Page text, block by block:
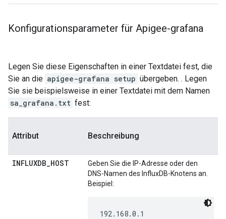
Konfigurationsparameter für Apigee-grafana
Legen Sie diese Eigenschaften in einer Textdatei fest, die
Sie an die apigee-grafana setup übergeben. . Legen
Sie sie beispielsweise in einer Textdatei mit dem Namen
sa_grafana.txt fest:
Attribut Beschreibung
INFLUXDB_HOST
Geben Sie die IP-Adresse oder den
DNS-Namen des InfluxDB-Knotens an.
Beispiel:
192.168.0.1